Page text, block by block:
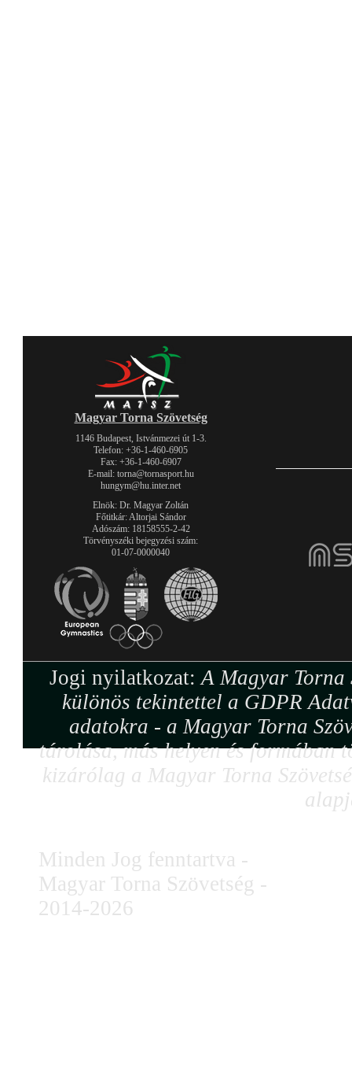
Magyar Torna Szövetség
1146 Budapest, Istvánmezei út 1-3.
Telefon: +36-1-460-6905
Fax: +36-1-460-6907
E-mail: torna@tornasport.hu
hungym@hu.inter.net
Elnök: Dr. Magyar Zoltán
Főtitkár: Altorjai Sándor
Adószám: 18158555-2-42
Törvényszéki bejegyzési szám:
01-07-0000040
Jogi nyilatkozat:A Magyar Torna
különös tekintettel a GDPR
adatokra - a Magyar Torna
tárolása, más helyen és formában
kizárólag a Magyar Torna
Minden Jog fenntartva -
Magyar Torna Szövetség -
2014-2026